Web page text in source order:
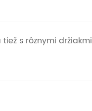
s rôznymi